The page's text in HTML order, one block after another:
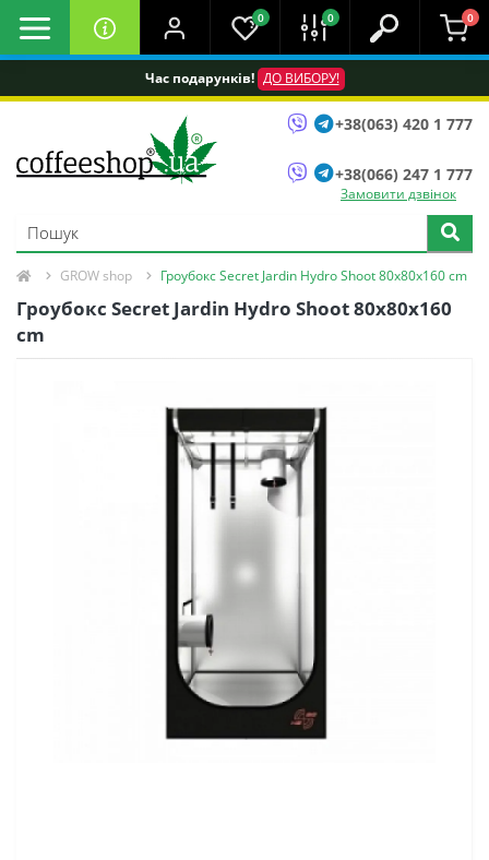
Час подарунків! ДО ВИБОРУ!
0 0 0
+38(063) 420 1 777
+38(066) 247 1 777
Замовити дзвінок
GROW shop Гроубокс Secret Jardin Hydro Shoot 80х80х160 cm
Гроубокс Secret Jardin Hydro Shoot 80х80х160
cm